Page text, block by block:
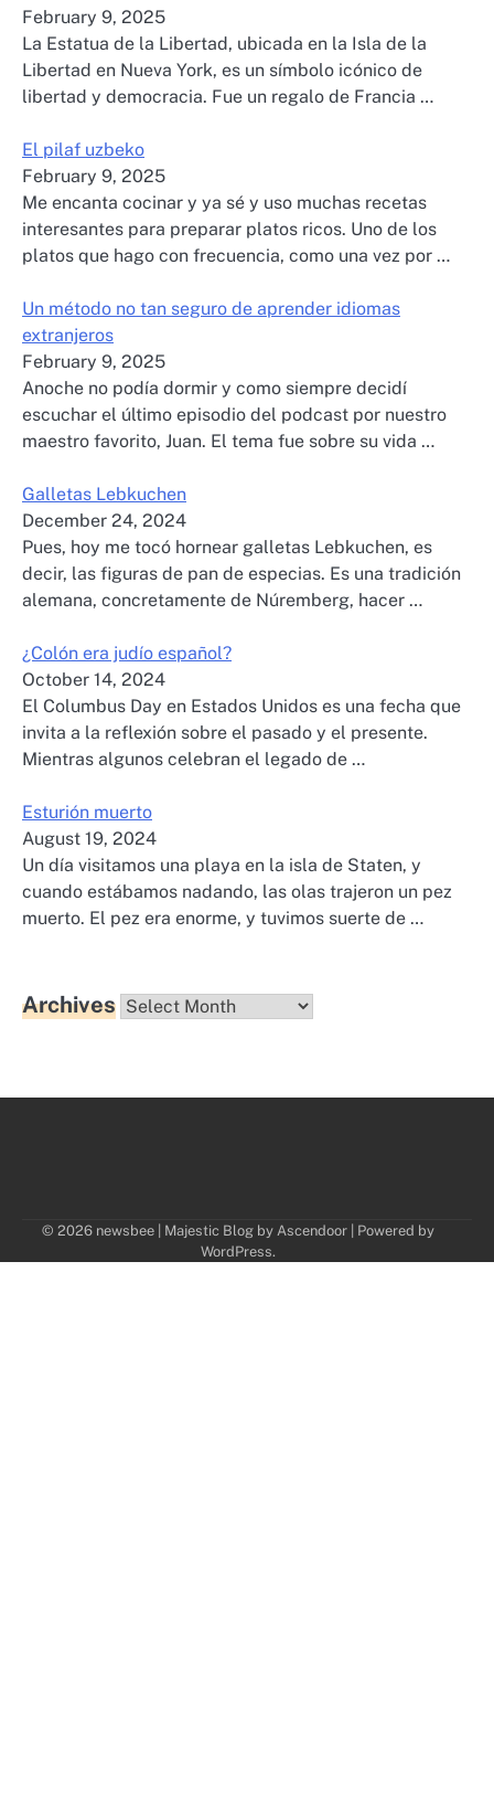
February 9, 2025
La Estatua de la Libertad, ubicada en la Isla de la
Libertad en Nueva York, es un símbolo icónico de
libertad y democracia. Fue un regalo de Francia …
El pilaf uzbeko
February 9, 2025
Me encanta cocinar y ya sé y uso muchas recetas
interesantes para preparar platos ricos. Uno de los
platos que hago con frecuencia, como una vez por …
Un método no tan seguro de aprender idiomas
extranjeros
February 9, 2025
Anoche no podía dormir y como siempre decidí
escuchar el último episodio del podcast por nuestro
maestro favorito, Juan. El tema fue sobre su vida …
Galletas Lebkuchen
December 24, 2024
Pues, hoy me tocó hornear galletas Lebkuchen, es
decir, las figuras de pan de especias. Es una tradición
alemana, concretamente de Núremberg, hacer …
¿Colón era judío español?
October 14, 2024
El Columbus Day en Estados Unidos es una fecha que
invita a la reflexión sobre el pasado y el presente.
Mientras algunos celebran el legado de …
Esturión muerto
August 19, 2024
Un día visitamos una playa en la isla de Staten, y
cuando estábamos nadando, las olas trajeron un pez
muerto. El pez era enorme, y tuvimos suerte de …
Archives Archives
© 2026 newsbee | Majestic Blog by Ascendoor | Powered by
WordPress.